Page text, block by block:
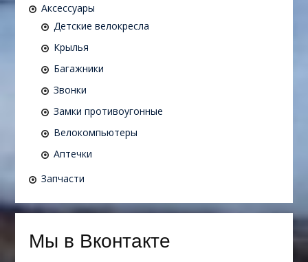
Аксессуары
Детские велокресла
Крылья
Багажники
Звонки
Замки противоугонные
Велокомпьютеры
Аптечки
Запчасти
Мы в Вконтакте